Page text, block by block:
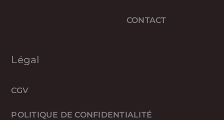
CONTACT
Légal
CGV
POLITIQUE DE CONFIDENTIALITÉ